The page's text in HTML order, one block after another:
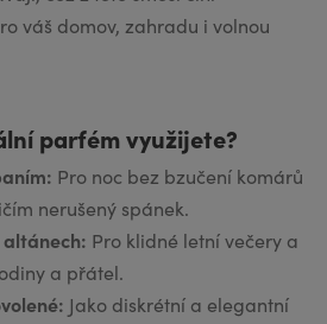
váš domov, zahradu i volnou
parfém využijete?
Pro noc bez bzučení komárů
nerušený spánek.
Pro klidné letní večery a
a přátel.
Jako diskrétní a elegantní